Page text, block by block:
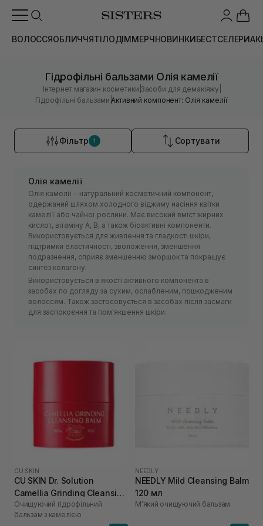
ВОЛОССЯОБЛИЧЧЯТІЛОДІММЕРЧНОВИНКИБЕСТСЕЛЕРИ
Гідрофільні бальзами Олія камелії
Інтернет магазин косметики Засоби для демакіяжу
Гідрофільні бальзами |Активний компонент: Олія камелії
Фільтр 1 Сортувати
Олія камелії
Олія камелії – натуральний косметичний компонент,
одержаний шляхом холодного віджиму насіння квітки
камелії або чайної рослини. Має високий вміст жирних
кислот, вітаміну А, В, а також біоактивні компоненти.
Використовується для живлення та гладкості шкіри,
підтримки еластичності, зволоження, зменшення
подразнення, сприяє зменшенню зморшок та покращує
синтез колагену.
Використовується в якості активного компонента в
засобах по догляду за сухим, ослабленим, пошкодженим
волоссям. Також застосовується в засобах після засмаги
для заспокоєння та пом'якшення шкіри.
CU SKIN
CU SKIN Dr. Solution
Camellia Grinding Cleansing
Balm 50 г
Очищуючий гідрофільний
бальзам з камелією
NEEDLY
NEEDLY Mild Cleansing Balm
120 мл
М'який очищуючий бальзам